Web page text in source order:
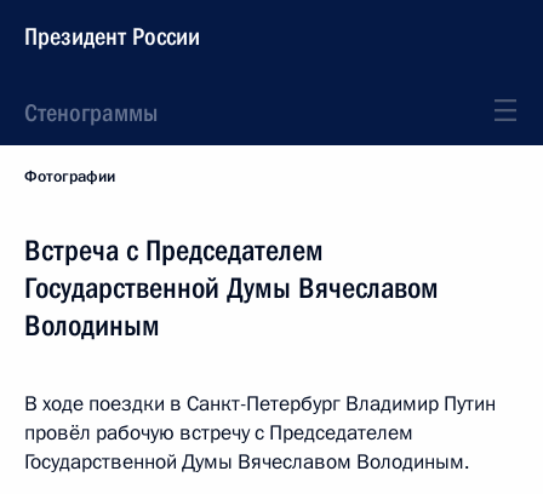
Президент России
Стенограммы
Фотографии
Встреча с Председателем
Государственной Думы Вячеславом
Володиным
В ходе поездки в Санкт-Петербург Владимир Путин
провёл рабочую встречу с Председателем
Государственной Думы Вячеславом Володиным.